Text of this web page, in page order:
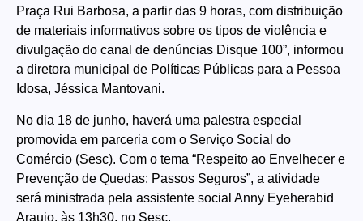
Praça Rui Barbosa, a partir das 9 horas, com distribuição
de materiais informativos sobre os tipos de violência e
divulgação do canal de denúncias Disque 100”, informou
a diretora municipal de Políticas Públicas para a Pessoa
Idosa, Jéssica Mantovani.
No dia 18 de junho, haverá uma palestra especial
promovida em parceria com o Serviço Social do
Comércio (Sesc). Com o tema “Respeito ao Envelhecer e
Prevenção de Quedas: Passos Seguros”, a atividade
será ministrada pela assistente social Anny Eyeherabid
Araujo, às 13h30, no Sesc.